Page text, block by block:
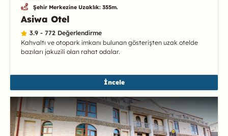
Şehir Merkezine Uzaklık: 355m.
Asiwa Otel
3.9 - 772 Değerlendirme
Kahvaltı ve otopark imkanı bulunan gösterişten uzak otelde
bazıları jakuzili olan rahat odalar.
İncele